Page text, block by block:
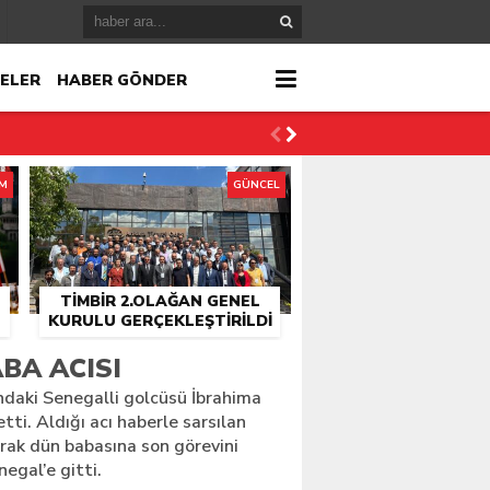
HABER GÖNDER
TİMBİR 2.OLAĞAN GENEL
KURULU GERÇEKLEŞTIRILDI
GÜNCEL
ACISI
Senegalli golcüsü İbrahima
Aldığı acı haberle sarsılan
dün babasına son görevini
gitti.